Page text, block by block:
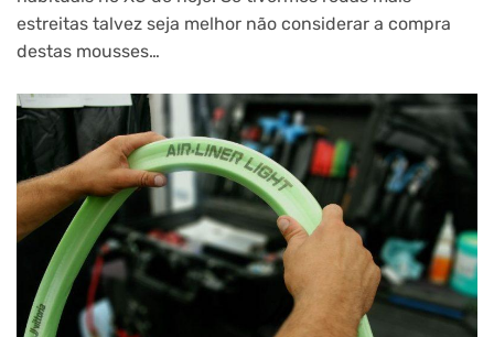
estreitas talvez seja melhor não considerar a compra
destas mousses…